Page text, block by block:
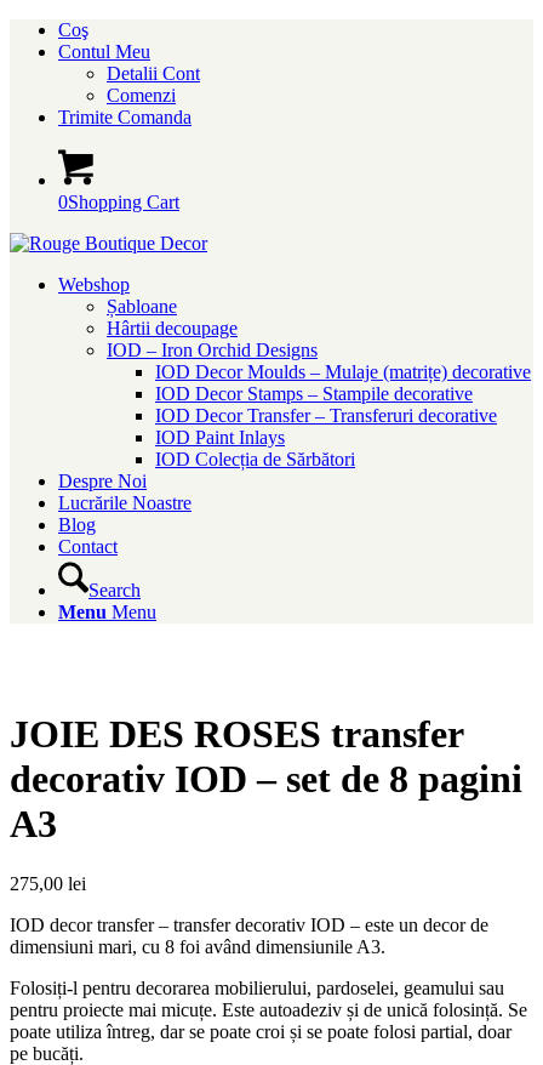
Coş
Contul Meu
Detalii Cont
Comenzi
Trimite Comanda
0Shopping Cart
Webshop
Șabloane
Hârtii decoupage
IOD – Iron Orchid Designs
IOD Decor Moulds – Mulaje (matrițe) decorative
IOD Decor Stamps – Stampile decorative
IOD Decor Transfer – Transferuri decorative
IOD Paint Inlays
IOD Colecția de Sărbători
Despre Noi
Lucrările Noastre
Blog
Contact
Search
Menu Menu
JOIE DES ROSES transfer
decorativ IOD – set de 8 pagini
A3
275,00 lei
IOD decor transfer – transfer decorativ IOD – este un decor de
dimensiuni mari, cu 8 foi având dimensiunile A3.
Folosiți-l pentru decorarea mobilierului, pardoselei, geamului sau
pentru proiecte mai micuțe. Este autoadeziv și de unică folosință. Se
poate utiliza întreg, dar se poate croi și se poate folosi partial, doar
pe bucăți.